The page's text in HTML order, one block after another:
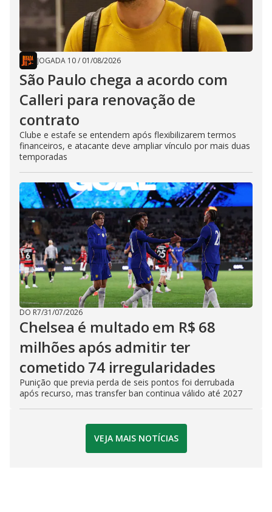
JOGADA 10/ 01/08/2026
São Paulo chega a acordo com
Calleri para renovação de
contrato
Clube e estafe se entendem após flexibilizarem termos
financeiros, e atacante deve ampliar vínculo por mais duas
temporadas
DO R7/31/07/2026
Chelsea é multado em R$ 68
milhões após admitir ter
cometido 74 irregularidades
Punição que previa perda de seis pontos foi derrubada
após recurso, mas transfer ban continua válido até 2027
VEJA MAIS NOTÍCIAS